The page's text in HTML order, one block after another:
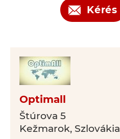
Kérés
Optimall
Štúrova 5
Kežmarok, Szlovákia